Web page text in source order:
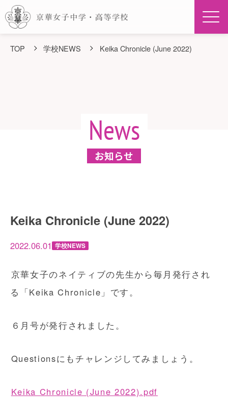
TOP 学校NEWS Keika Chronicle (June 2022)
News
お知らせ
Keika Chronicle (June 2022)
2022.06.01 学校NEWS
京華女子のネイティブの先生から毎月発行され
る「Keika Chronicle」です。
６月号が発行されました。
Questionsにもチャレンジしてみましょう。
Keika Chronicle (June 2022).pdf